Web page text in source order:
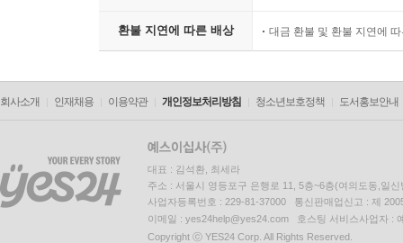
환불 지연에 따른 배상 대금 환불 및 환불 지연에
회사소개 인재채용 이용약관 개인정보처리방침 청소년보호정책 도서홍보안내
대표 : 김석환, 최세라
주소 : 서울시 영등포구 은행로 11, 5층~6층(여의도동,일신
사업자등록번호 : 229-81-37000 통신판매업신고 : 제
이메일 : yes24help@yes24.com 호스팅 서비스사업자 :
Copyright ⓒ YES24 Corp. All Rights Reserved.